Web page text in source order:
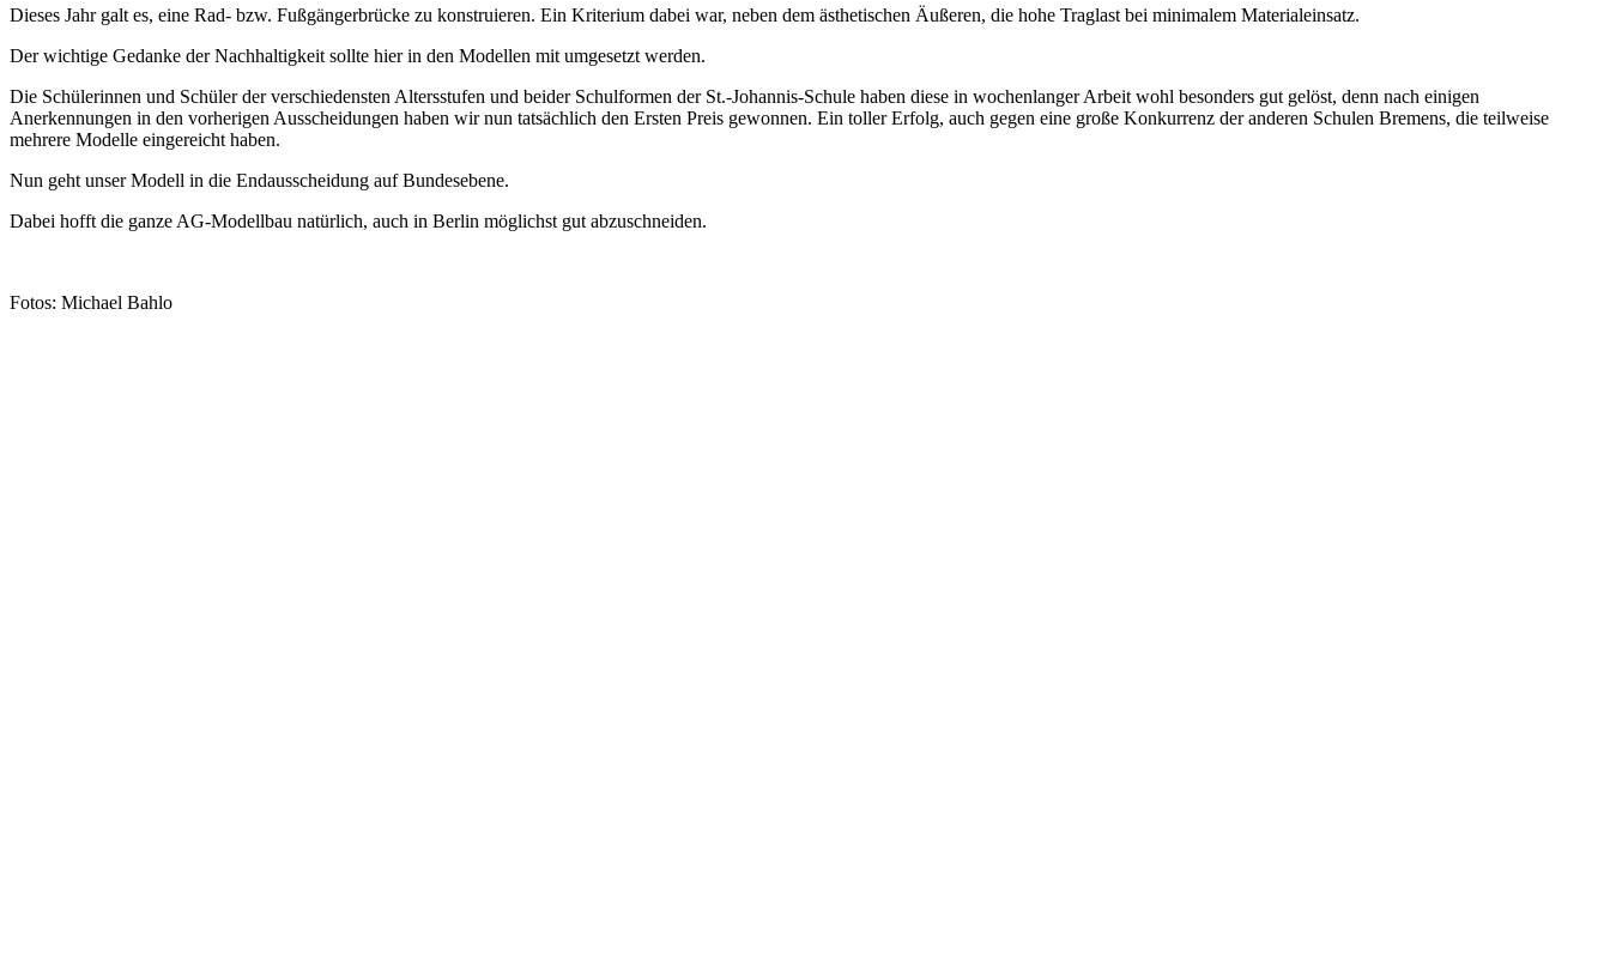
Dieses Jahr galt es, eine Rad- bzw. Fußgängerbrücke zu konstruieren. Ein Kriterium dabei war, neben dem ästhetischen Äußeren, die hohe Traglast bei minimalem Materialeinsatz.
Der wichtige Gedanke der Nachhaltigkeit sollte hier in den Modellen mit umgesetzt werden.
Die Schülerinnen und Schüler der verschiedensten Altersstufen und beider Schulformen der St.-Johannis-Schule haben diese in wochenlanger Arbeit wohl besonders gut gelöst, denn nach einigen
Anerkennungen in den vorherigen Ausscheidungen haben wir nun tatsächlich den Ersten Preis gewonnen. Ein toller Erfolg, auch gegen eine große Konkurrenz der anderen Schulen Bremens, die teilweise
mehrere Modelle eingereicht haben.
Nun geht unser Modell in die Endausscheidung auf Bundesebene.
Dabei hofft die ganze AG-Modellbau natürlich, auch in Berlin möglichst gut abzuschneiden.
Fotos: Michael Bahlo